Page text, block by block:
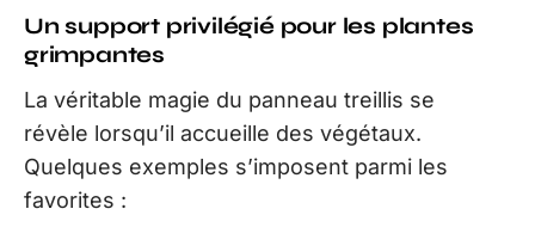
Un support privilégié pour les plantes
grimpantes
La véritable magie du panneau treillis se
révèle lorsqu’il accueille des végétaux.
Quelques exemples s’imposent parmi les
favorites :